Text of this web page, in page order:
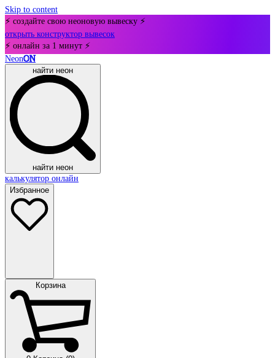
Skip to content
⚡ создайте свою неоновую вывеску ⚡
открыть конструктор вывесок
⚡ онлайн за 1 минут ⚡
NeonON
найти неон
найти неон
калькулятор онлайн
Избранное
Корзина